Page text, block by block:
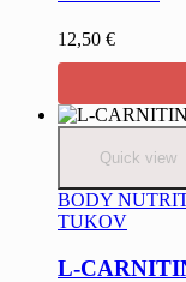
12,50 €
Quick view
BODY
TUKOV
L-